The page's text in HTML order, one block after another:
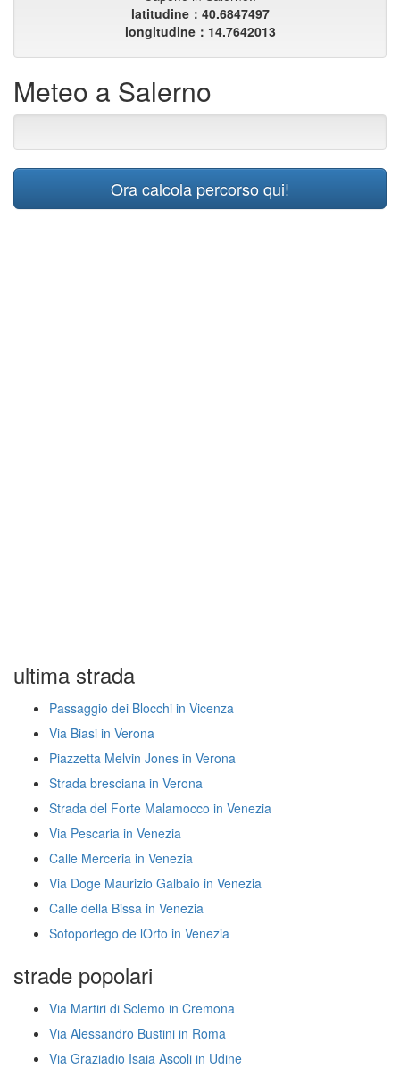
latitudine：40.6847497
longitudine：14.7642013
Meteo a Salerno
Ora calcola percorso qui!
ultima strada
Passaggio dei Blocchi in Vicenza
Via Biasi in Verona
Piazzetta Melvin Jones in Verona
Strada bresciana in Verona
Strada del Forte Malamocco in Venezia
Via Pescaria in Venezia
Calle Merceria in Venezia
Via Doge Maurizio Galbaio in Venezia
Calle della Bissa in Venezia
Sotoportego de lOrto in Venezia
strade popolari
Via Martiri di Sclemo in Cremona
Via Alessandro Bustini in Roma
Via Graziadio Isaia Ascoli in Udine